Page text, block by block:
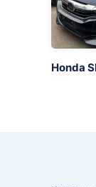
Honda